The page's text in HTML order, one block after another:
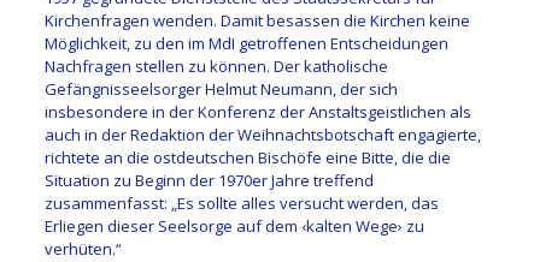
Kirchenfragen wenden. Damit besassen die Kirchen keine
Möglichkeit, zu den im MdI getroffenen Entscheidungen
Nachfragen stellen zu können. Der katholische
Gefängnisseelsorger Helmut Neumann, der sich
insbesondere in der Konferenz der Anstaltsgeistlichen als
auch in der Redaktion der Weihnachtsbotschaft engagierte,
richtete an die ostdeutschen Bischöfe eine Bitte, die die
Situation zu Beginn der 1970er Jahre treffend
zusammenfasst: „Es sollte alles versucht werden, das
Erliegen dieser Seelsorge auf dem ‹kalten Wege› zu
verhüten.“